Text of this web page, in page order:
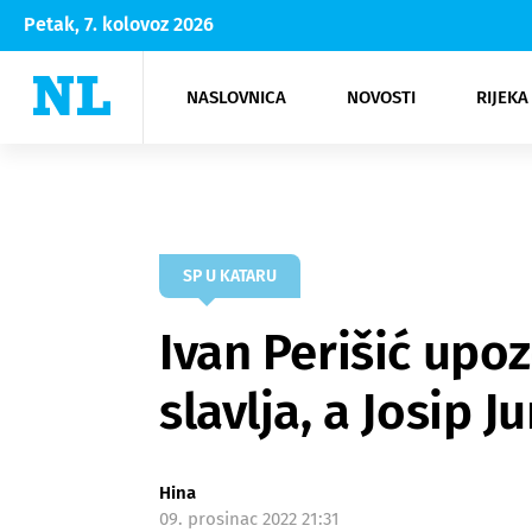
Petak, 7. kolovoz 2026
NASLOVNICA NOVOSTI
Rijeka Opatija
NK
Moda
Kultura
SP U KATARU
Ivan Perišić
slavlja, a Josip
Hina
09. prosinac 2022 21:31